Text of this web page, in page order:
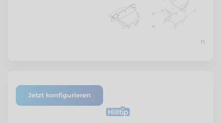
Preis nach Konfiguration
ETF-SZSTR-SSTK-01
HilltipSalzstopkit
Jetzt konfigurieren